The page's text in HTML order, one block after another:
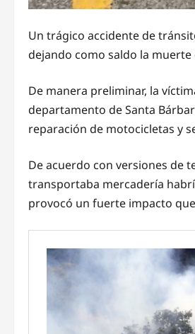
Un trágico accidente de
dejando como saldo la
De manera preliminar, la
departamento de Santa
reparación de motocicletas y
De acuerdo con versiones de
transportaba mercadería
provocó un fuerte impacto